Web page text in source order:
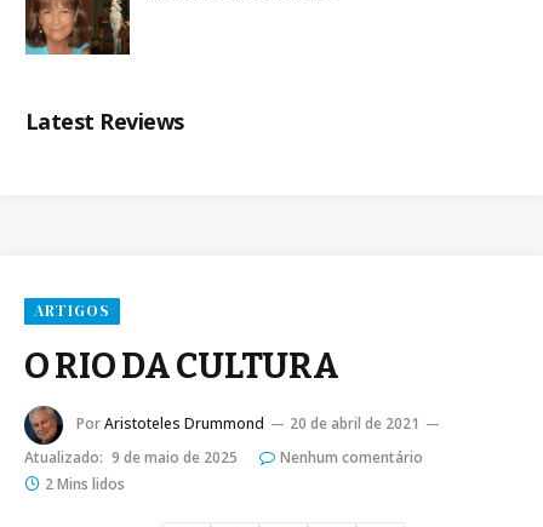
Latest Reviews
ARTIGOS
O RIO DA CULTURA
PorAristoteles Drummond
20 de abril de 2021
Atualizado: 9 de maio de 2025
Nenhum comentário
2 Mins lidos